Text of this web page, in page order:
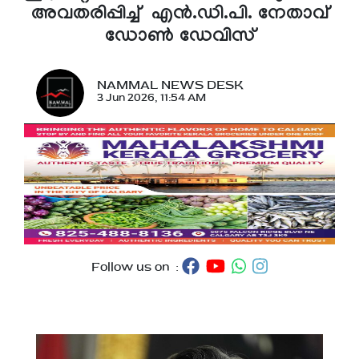
അവതരിപ്പിച്ച് എൻ.ഡി.പി. നേതാവ്
ഡോൺ ഡേവിസ്
NAMMAL NEWS DESK
3 Jun 2026, 11:54 AM
Follow us on :